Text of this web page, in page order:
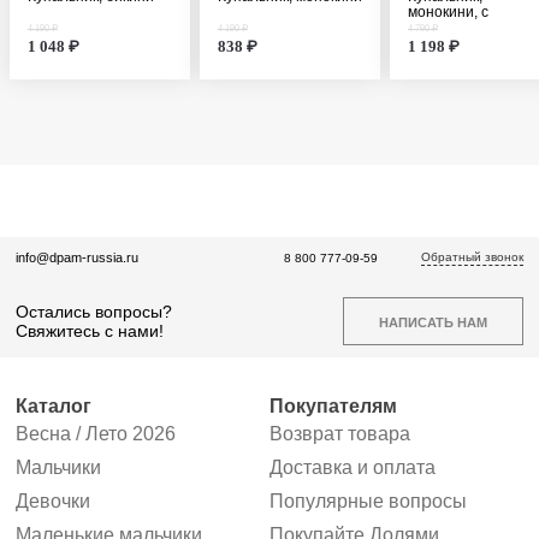
4 190 ₽
1 048 ₽
4 190 ₽
838 ₽
монокини, с
длинным рукавом
4 790 ₽
1 198 ₽
info@dpam-russia.ru
Остались вопросы?
Свяжитесь с нами!
НАПИСАТЬ НАМ
8 800 777-09-59 Обратный звонок
Каталог
Весна / Лето 2026
Мальчики
Девочки
Покупателям
Возврат товара
Доставка и оплата
Популярные вопросы